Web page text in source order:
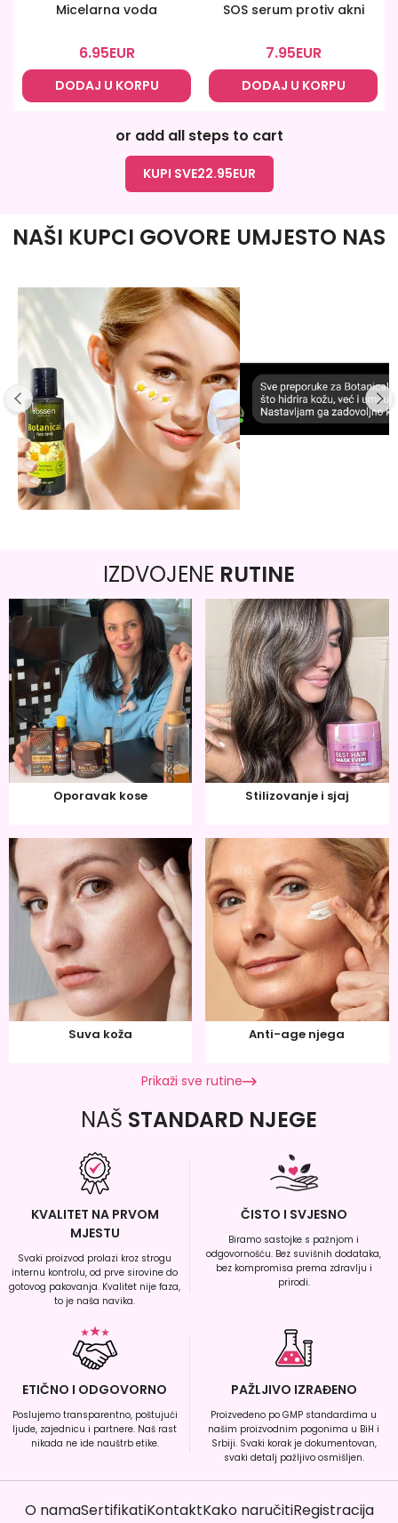
Micelarna voda
6.95EUR
DODAJ U KORPU
SOS serum protiv akni
7.95EUR
DODAJ U KORPU
or add all steps to cart
KUPI SVE22.95EUR
NAŠI KUPCI GOVORE UMJESTO NAS
IZDVOJENE RUTINE
Oporavak kose Stilizovanje i sjaj
Suva koža Anti-age njega
Prikaži sve rutine
NAŠ STANDARD NJEGE
KVALITET NA PRVOM
MJESTU
Svaki proizvod prolazi kroz strogu
internu kontrolu, od prve sirovine do
gotovog pakovanja. Kvalitet nije faza,
to je naša navika.
ČISTO I SVJESNO
Biramo sastojke s pažnjom i
odgovornošću. Bez suvišnih dodataka,
bez kompromisa prema zdravlju i
prirodi.
ETIČNO I ODGOVORNO
Poslujemo transparentno, poštujući
ljude, zajednicu i partnere. Naš rast
nikada ne ide nauštrb etike.
PAŽLJIVO IZRAĐENO
Proizvedeno po GMP standardima u
našim proizvodnim pogonima u BiH i
Srbiji. Svaki korak je dokumentovan,
svaki detalj pažljivo osmišljen.
O namaSertifikatiKontaktKako naručitiRegistracija